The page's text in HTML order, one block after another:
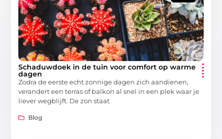
Schaduwdoek in de tuin voor comfort op warme
dagen
Zodra de eerste echt zonnige dagen zich aandienen,
verandert een terras of balkon al snel in een plek waar je
liever wegblijft. De zon staat
Blog